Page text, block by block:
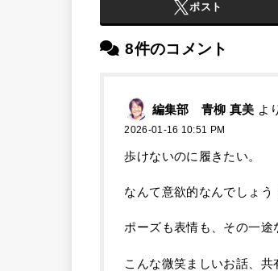
ポスト
8件のコメント
編集部 青柳 真美 よ
2026-01-16 10:51 PM
歩けないのに履きたい。
なんて意欲的なんでしょう
ポーズも表情も、その一途
こんな微笑ましいお話、共